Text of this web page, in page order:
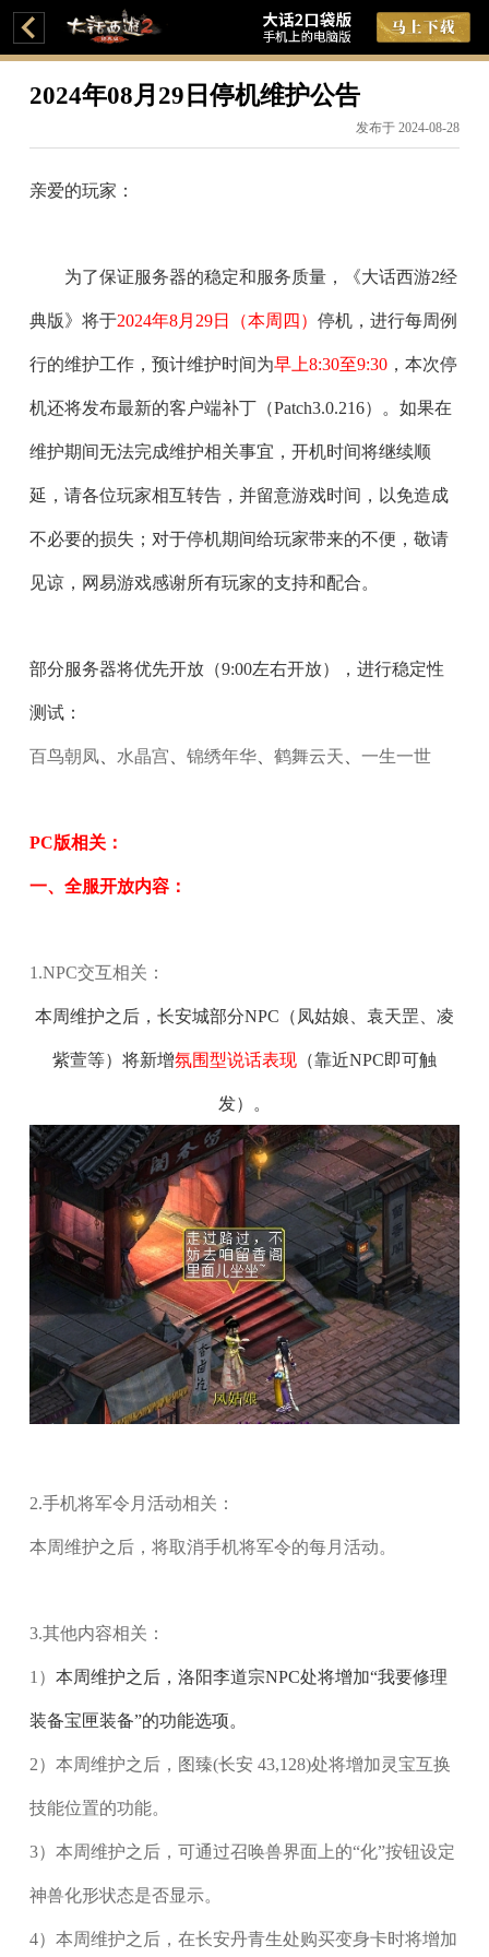
2024年08月29日停机维护公告
发布于 2024-08-28
亲爱的玩家：
为了保证服务器的稳定和服务质量，《大话西游2经
典版》将于2024年8月29日（本周四） 停机，进行每周例
行的维护工作，预计维护时间为早上8:30至9:30，本次停
机还将发布最新的客户端补丁（Patch3.0.216）。如果在
维护期间无法完成维护相关事宜，开机时间将继续顺
延，请各位玩家相互转告，并留意游戏时间，以免造成
不必要的损失；对于停机期间给玩家带来的不便，敬请
见谅，网易游戏感谢所有玩家的支持和配合。
部分服务器将优先开放（9:00左右开放），进行稳定性
测试：
百鸟朝凤、 水晶宫 锦绣年华、 鹤舞云天 一生一世
PC版相关：
一、全服开放内容：
1.NPC交互相关：
本周维护之后，长安城部分NPC（凤姑娘、袁天罡、凌
紫萱等）将新增氛围型说话表现（靠近NPC即可触
发）。
2.手机将军令月活动相关：
本周维护之后，将取消手机将军令的每月活动。
3.其他内容相关：
1） 本周维护之后，洛阳李道宗NPC处将增加“我要修理
装备宝匣装备”的功能选项。
2）本周维护之后，图臻(长安 43,128)处将增加灵宝互换
技能位置的功能。
3）本周维护之后，可通过召唤兽界面上的“化”按钮设定
神兽化形状态是否显示。
4）本周维护之后，在长安丹青生处购买变身卡时将增加